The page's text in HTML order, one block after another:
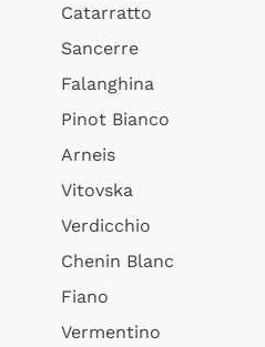
Catarratto
Sancerre
Falanghina
Pinot Bianco
Arneis
Vitovska
Verdicchio
Chenin Blanc
Fiano
Vermentino